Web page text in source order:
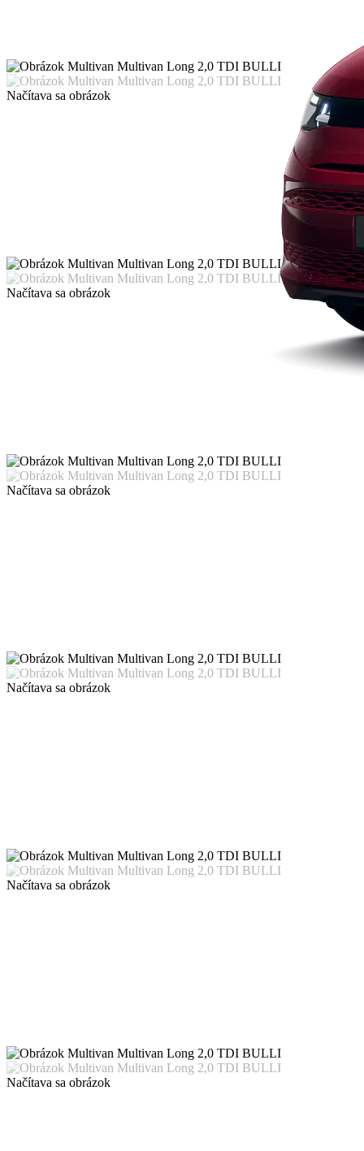
Načítava sa obrázok
Načítava sa obrázok
Načítava sa obrázok
Načítava sa obrázok
Načítava sa obrázok
Načítava sa obrázok